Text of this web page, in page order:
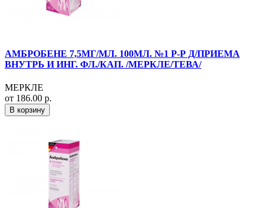
АМБРОБЕНЕ 7,5МГ/МЛ. 100МЛ. №1 Р-Р Д/ПРИЕМА
ВНУТРЬ И ИНГ. ФЛ./КАП. /МЕРКЛЕ/ТЕВА/
МЕРКЛЕ
от 186.00 р.
В корзину